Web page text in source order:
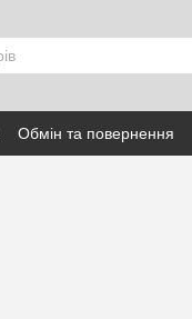
Обмін та повернення